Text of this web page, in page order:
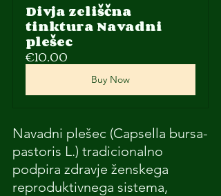
Divja zeliščna
tinktura Navadni
plešec
€10.00
Buy Now
Navadni plešec (Capsella bursa-
pastoris L.) tradicionalno
podpira zdravje ženskega
reproduktivnega sistema,